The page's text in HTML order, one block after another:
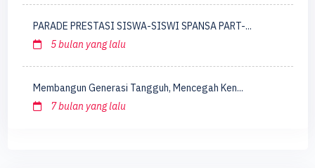
PARADE PRESTASI SISWA-SISWI SPANSA PART-...
5 bulan yang lalu
Membangun Generasi Tangguh, Mencegah Ken...
7 bulan yang lalu